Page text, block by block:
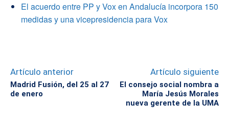
El acuerdo entre PP y Vox en Andalucía incorpora 150
medidas y una vicepresidencia para Vox
Artículo anterior
Madrid Fusión, del 25 al 27
de enero
Artículo siguiente
El consejo social nombra a
María Jesús Morales
nueva gerente de la UMA